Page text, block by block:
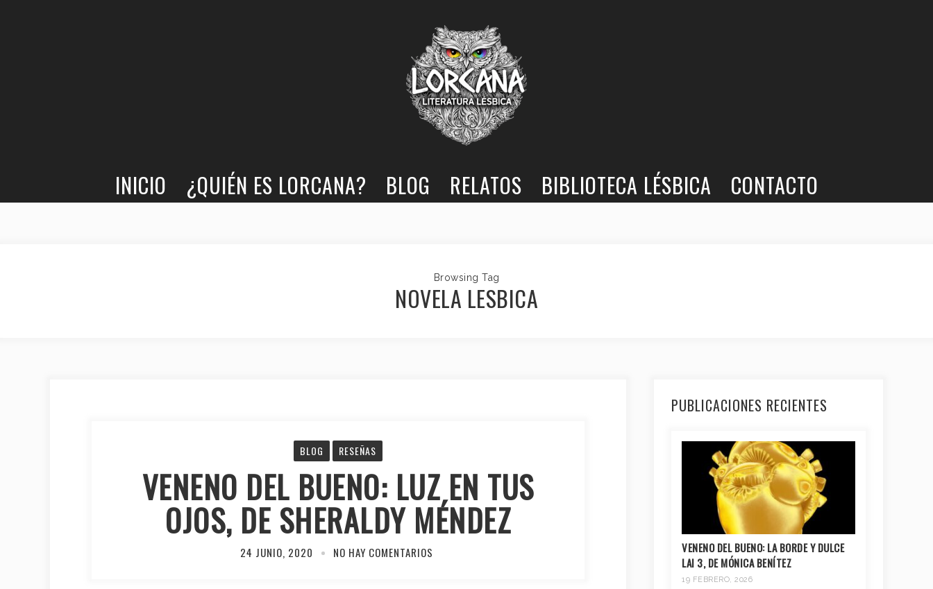
INICIO ¿QUIÉN ES LORCANA? BLOG RELATOS BIBLIOTECA LÉSBICA CONTACTO
Browsing Tag
NOVELA LESBICA
BLOG RESEÑAS
VENENO DEL BUENO: LUZ EN TUS
OJOS, DE SHERALDY MÉNDEZ
24 JUNIO, 2020 NO HAY COMENTARIOS
PUBLICACIONES RECIENTES
VENENO DEL BUENO: LA BORDE Y DULCE
LAI 3, DE MÓNICA BENÍTEZ
19 FEBRERO, 2026